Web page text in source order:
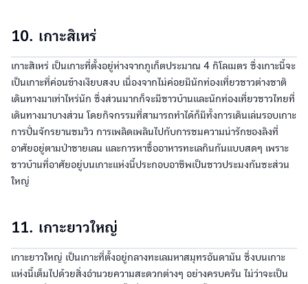
10. เกาะสิเหร่
เกาะสิเหร่ เป็นเกาะที่ตั้งอยู่ห่างจากภูเก็ตประมาณ 4 กิโลเมตร ซึ่งเกาะนี้จะ
เป็นเกาะที่ค่อนข้างเงียบสงบ เนื่องจากไม่ค่อยมีนักท่องเที่ยวชาวต่างชาติ
เดินทางมาเท่าไหร่นัก ซึ่งส่วนมากก็จะมีชาวบ้านและนักท่องเที่ยวชาวไทยที่
เดินทางมาบางส่วน โดยกิจกรรมที่สามารถทำได้ก็มีทั้งการเดินเล่นรอบเกาะ
การปั่นจักรยานชมวิว การเพลิดเพลินไปกับการชมความน่ารักของลิงที่
อาศัยอยู่ตามป่าชายเลน และการหาซื้ออาหารทะเลกินกันแบบสดๆ เพราะ
ชาวบ้านที่อาศัยอยู่บนเกาะแห่งนี้ประกอบอาชีพเป็นชาวประมงกันซะส่วน
ใหญ่
11. เกาะยาวใหญ่
เกาะยาวใหญ่ เป็นเกาะที่ตั้งอยู่กลางทะเลมหาสมุทรอันดามัน ซึ่งบนเกาะ
แห่งนี้เต็มไปด้วยสิ่งอำนวยความสะดวกต่างๆ อย่างครบครัน ไม่ว่าจะเป็น